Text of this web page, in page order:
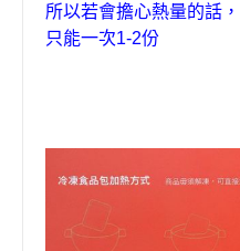
所以若會擔心熱量的話 ，
只能一次1-2份